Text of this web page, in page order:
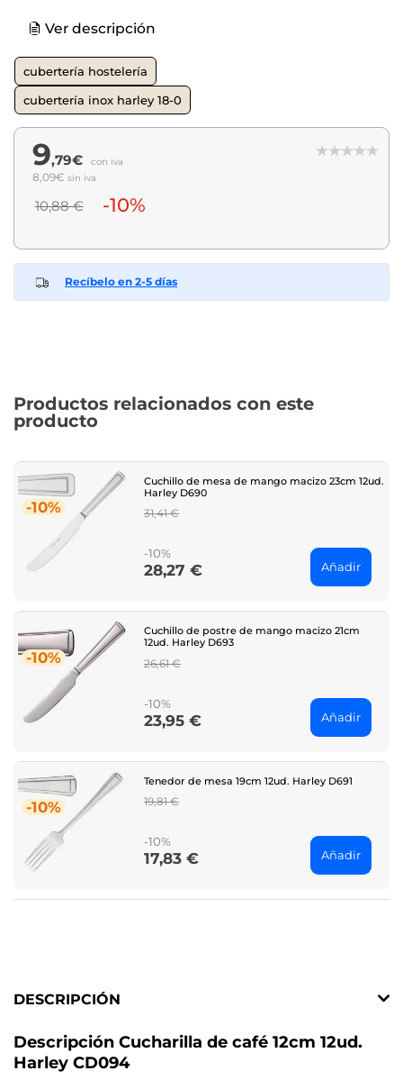
Ver descripción
cubertería hostelería
cubertería inox harley 18-0
9,79€ con iva
8,09€ sin iva
10,88 € -10%
Recíbelo en 2-5 días
Productos relacionados con este
producto
-10%
Cuchillo de mesa de mango macizo 23cm 12ud.
Harley D690
Regular
31,41 €
-10%
Price
28,27 € Añadir
-10%
Cuchillo de postre de mango macizo 21cm
12ud. Harley D693
Regular
26,61 €
-10%
Price
23,95 € Añadir
-10%
Tenedor de mesa 19cm 12ud. Harley D691
Regular
19,81 €
-10%
Price
17,83 € Añadir
DESCRIPCIÓN
Descripción Cucharilla de café 12cm 12ud.
Harley CD094